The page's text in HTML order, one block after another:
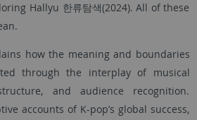
Hallyu 한류탐색(2024). All of these
how the meaning and boundaries
through the interplay of musical
and audience recognition.
accounts of K-pop’s global success,